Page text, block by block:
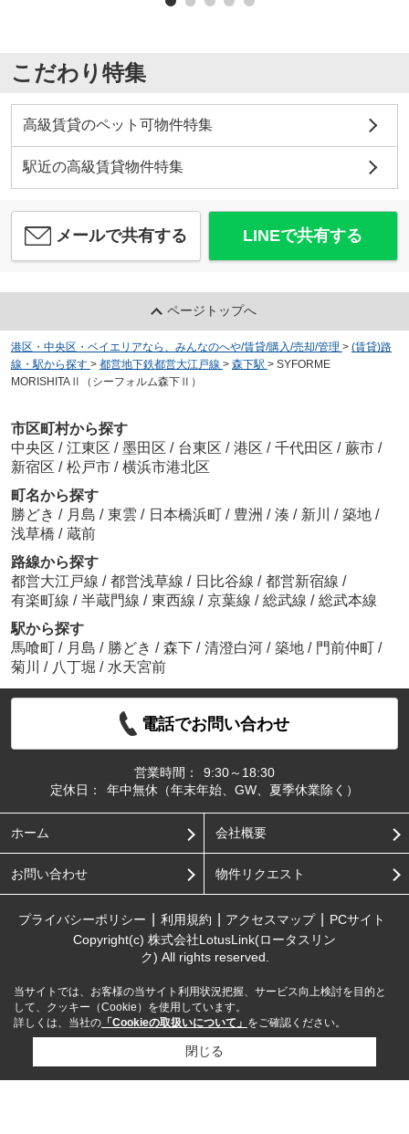
こだわり特集
高級賃貸のペット可物件特集
駅近の高級賃貸物件特集
メールで共有する LINEで共有する
ページトップへ
港区・中央区・ベイエリアなら、みんなのへや/賃貸/購入/売却/管理 > (賃貸)路
線・駅から探す > 都営地下鉄都営大江戸線 > 森下駅 > SYFORME
MORISHITAⅡ（シーフォルム森下Ⅱ）
市区町村から探す
中央区 / 江東区 / 墨田区 / 台東区 / 港区 / 千代田区 / 蕨市 /
新宿区 / 松戸市 / 横浜市港北区
町名から探す
勝どき / 月島 / 東雲 / 日本橋浜町 / 豊洲 / 湊 / 新川 / 築地 /
浅草橋 / 蔵前
路線から探す
都営大江戸線 / 都営浅草線 / 日比谷線 / 都営新宿線 /
有楽町線 / 半蔵門線 / 東西線 / 京葉線 / 総武線 / 総武本線
駅から探す
馬喰町 / 月島 / 勝どき / 森下 / 清澄白河 / 築地 / 門前仲町 /
菊川
/ 八丁堀 / 水天宮前
電話でお問い合わせ
営業時間：
9:30～18:30
定休日：
年中無休（年末年始、GW、夏季休業除く）
ホーム 会社概要
お問い合わせ 物件リクエスト
プライバシーポリシー 利用規約 アクセスマップ
PCサイト
Copyright(c) 株式会社LotusLink(ロータスリン
ク) All rights reserved.
当サイトでは、お客様の当サイト利用状況把握、サービス向上検討を目的と
して、クッキー（Cookie）を使用しています。
詳しくは、当社の 「Cookieの取扱いについて」 をご確認ください。
閉じる